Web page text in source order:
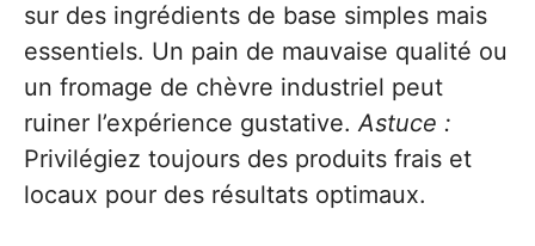
sur des ingrédients de base simples mais
essentiels. Un pain de mauvaise qualité ou
un fromage de chèvre industriel peut
ruiner l’expérience gustative.Astuce :
Privilégiez toujours des produits frais et
locaux pour des résultats optimaux.